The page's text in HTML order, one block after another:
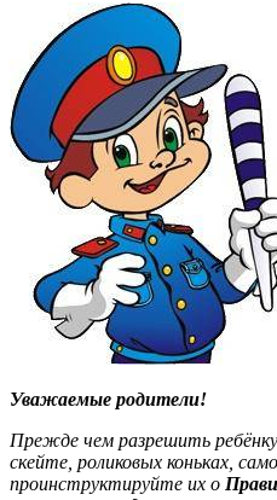
Уважаемые родители!
Прежде чем разрешить
скейте, роликовых коньках,
проинструктируйте их о